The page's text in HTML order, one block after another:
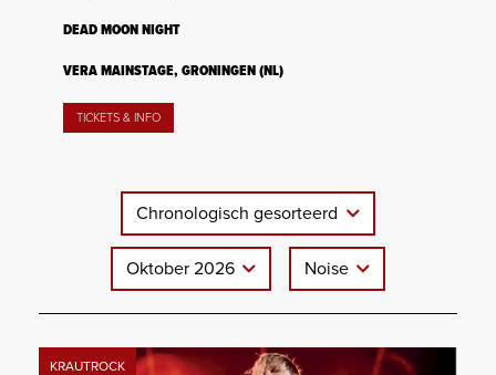
DEAD MOON NIGHT
VERA MAINSTAGE, GRONINGEN (NL)
TICKETS & INFO
Chronologisch gesorteerd
Oktober 2026 Noise
KRAUTROCK